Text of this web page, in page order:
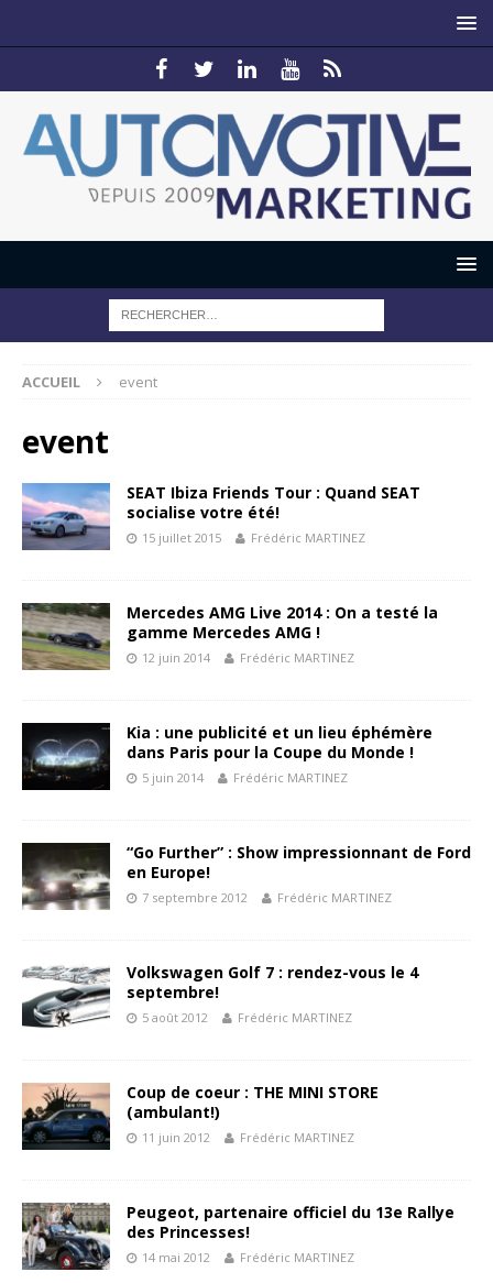
ACCUEIL event
event
SEAT Ibiza Friends Tour : Quand SEAT
socialise votre été!
15 juillet 2015 Frédéric MARTINEZ
Mercedes AMG Live 2014 : On a testé la
gamme Mercedes AMG !
12 juin 2014 Frédéric MARTINEZ
Kia : une publicité et un lieu éphémère
dans Paris pour la Coupe du Monde !
5 juin 2014 Frédéric MARTINEZ
“Go Further” : Show impressionnant de Ford
en Europe!
7 septembre 2012 Frédéric MARTINEZ
Volkswagen Golf 7 : rendez-vous le 4
septembre!
5 août 2012 Frédéric MARTINEZ
Coup de coeur : THE MINI STORE
(ambulant!)
11 juin 2012 Frédéric MARTINEZ
Peugeot, partenaire officiel du 13e Rallye
des Princesses!
14 mai 2012 Frédéric MARTINEZ